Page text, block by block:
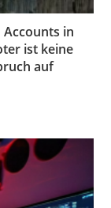
Accounts in
ist keine
auf